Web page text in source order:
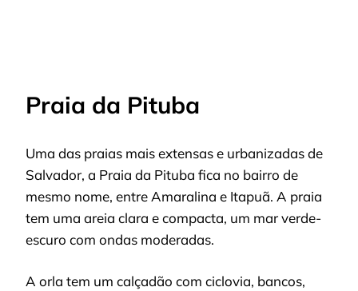
Praia da Pituba
Uma das praias mais extensas e urbanizadas de
Salvador, a Praia da Pituba fica no bairro de
mesmo nome, entre Amaralina e Itapuã. A praia
tem uma areia clara e compacta, um mar verde-
escuro com ondas moderadas.
A orla tem um calçadão com ciclovia, bancos,